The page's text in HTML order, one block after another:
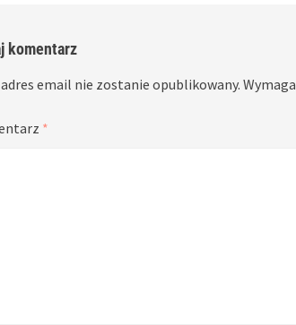
komentarz
email nie zostanie opublikowany.
*